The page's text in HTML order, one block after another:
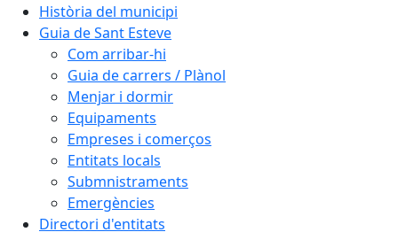
Història del municipi
Guia de Sant Esteve
Com arribar-hi
Guia de carrers / Plànol
Menjar i dormir
Equipaments
Empreses i comerços
Entitats locals
Submnistraments
Emergències
Directori d'entitats